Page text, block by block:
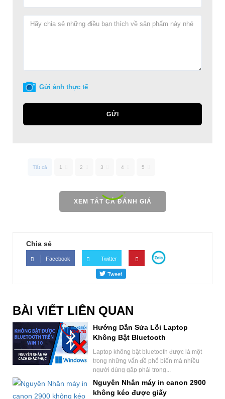
Gửi ảnh thực tế
GỬI
Tất cả 1 2 3 4 5
XEM TẤT CẢ ĐÁNH GIÁ
Chia sẻ
Facebook Twitter
BÀI VIẾT LIÊN QUAN
Hướng Dẫn Sửa Lỗi Laptop
Không Bật Bluetooth
Laptop không bật bluetooth được là một
trong những vấn đề phổ biến mà nhiều
người dùng gặp phải trong...
Nguyên Nhân máy in canon 2900
không kéo được giấy